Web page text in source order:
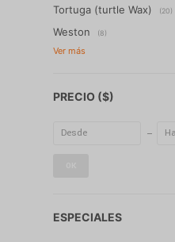
Tortuga (turtle Wax) (20)
Weston (8)
PRECIO ($)
ESPECIALES